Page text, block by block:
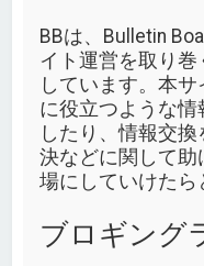
BBは、Bulletin
イト運営を取り
しています。本
に役立つような
したり、情報交
決などに関して
場にしていけたら
ブロギング